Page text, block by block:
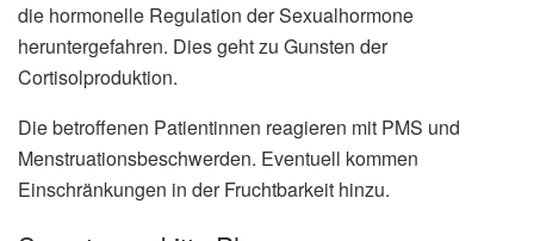
die hormonelle Regulation der Sexualhormone
heruntergefahren. Dies geht zu Gunsten der
Cortisolproduktion.
Die betroffenen Patientinnen reagieren mit PMS und
Menstruationsbeschwerden. Eventuell kommen
Einschränkungen in der Fruchtbarkeit hinzu.